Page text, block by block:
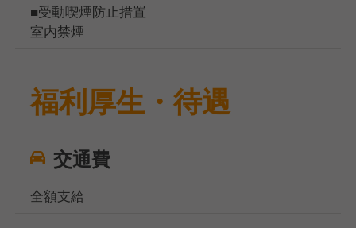
■受動喫煙防止措置
室内禁煙
福利厚生・待遇
交通費
全額支給